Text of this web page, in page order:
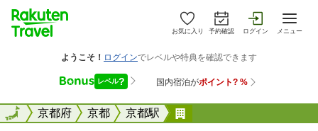
お気に入り 予約確認 ログイン メニュー
全国京都府 京都 京都駅
全国